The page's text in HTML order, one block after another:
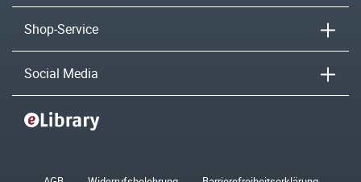
Shop-Service
Social Media